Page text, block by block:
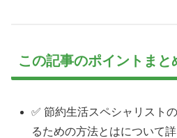
この記事のポイントまと
✅ 節約生活スペシャリスト
るための方法とはについて